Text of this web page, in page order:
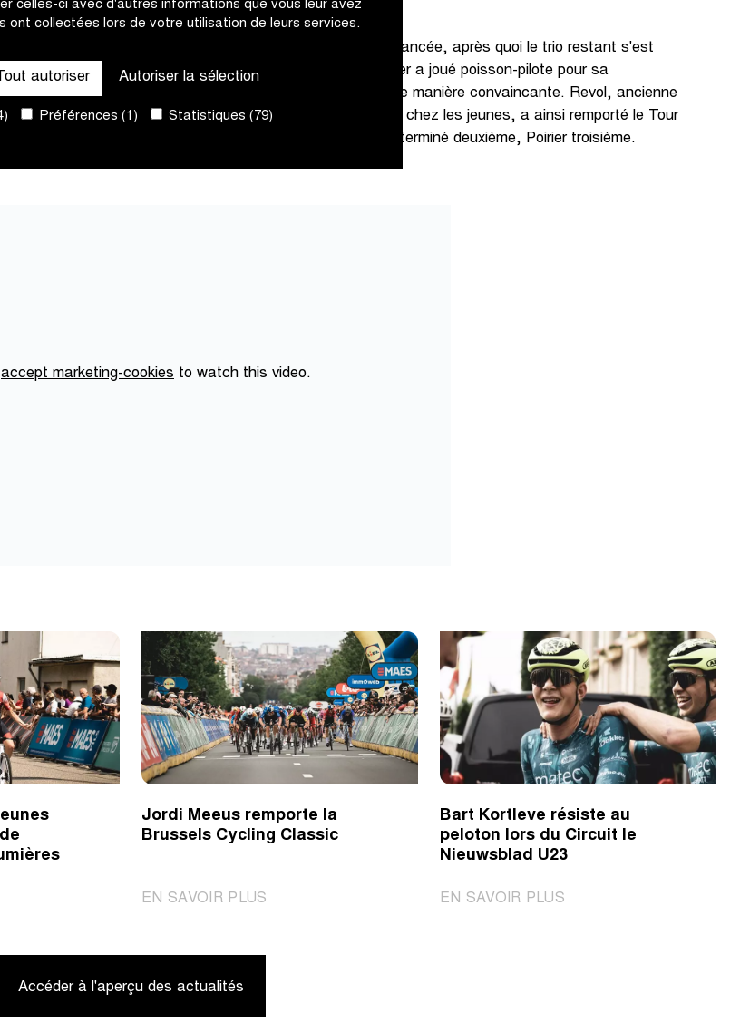
celles-ci avec d'autres informations que vous leur avez
ont collectées lors de votre utilisation de leurs services.
Tout autoriser Autoriser la sélection
Préférences (1)
Statistiques (79)
jusqu’à la
l’impulse
d’une
en solo,
Varent.
Sur le Wolvenberg, Støvern a été distancée, après quoi le trio restant s'est
dirigé vers l'arrivée à Audenarde. Poirier a joué poisson-pilote pour sa
coéquipière, qui a remporté le sprint de manière convaincante. Revol, ancienne
championne du monde de cyclo-cross chez les jeunes, a ainsi remporté le Tour
des Flandres U19 féminin. Bieberle a terminé deuxième, Poirier troisième.
accept marketing-cookiesto watch this video.
Jordi Meeus remporte la
Brussels Cycling Classic
EN SAVOIR PLUS
Bart Kortleve résiste au
peloton lors du Circuit le
Nieuwsblad U23
EN SAVOIR PLUS
Accéder à l'aperçu des actualités